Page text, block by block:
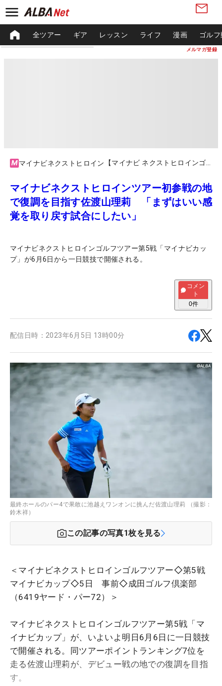
メルマガ登録
全ツアー ギア レッスン ライフ 漫画 ゴル
マイナビネクストヒロイン
マイナビネクストヒロインツアー初参戦の地
で復調を目指す佐渡山理莉 「まずはいい感
覚を取り戻す試合にしたい」
マイナビネクストヒロインゴルフツアー第5戦「マイナビカッ
プ」が6月6日から一日競技で開催される。
コメン
ト
0件
配信日時： 2023年6月5日 13時00分
最終ホールのパー4で果敢に池越えワンオンに挑んだ佐渡山理莉 （撮影：
鈴木祥）
この記事の写真1枚を見る
＜マイナビネクストヒロインゴルフツアー◇第5戦
マイナビカップ◇5日 事前◇成田ゴルフ倶楽部
（6419ヤード・パー72）＞
マイナビネクストヒロインゴルフツアー第5戦「マ
イナビカップ」が、いよいよ明日6月6日に一日競技
で開催される。同ツアーポイントランキング7位を
走る佐渡山理莉が、デビュー戦の地での復調を目指
す。